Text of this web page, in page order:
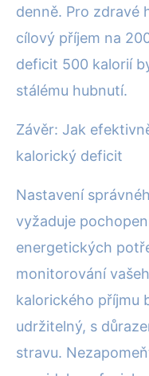
denně. Pro zdravé
cílový příjem na
deficit 500 kalorií
stálému hubnutí.
Závěr: Jak
kalorický deficit
Nastavení
vyžaduje
energetických
monitorování
kalorického příjmu
udržitelný, s
stravu.